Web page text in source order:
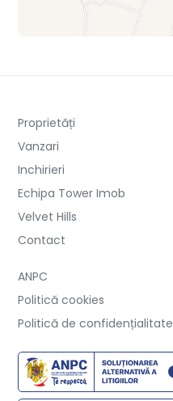
Proprietăți
Vanzari
Inchirieri
Echipa Tower Imob
Velvet Hills
Contact
ANPC
Politică cookies
Politică de confidențialitate